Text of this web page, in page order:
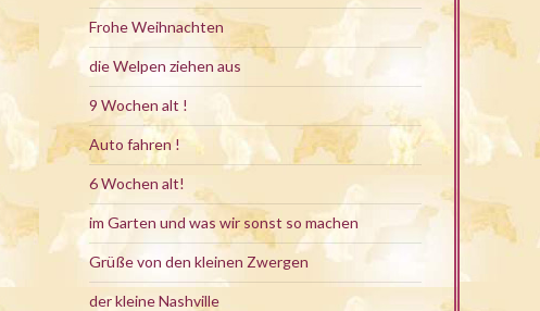
Frohe Weihnachten
die Welpen ziehen aus
9 Wochen alt !
Auto fahren !
6 Wochen alt!
im Garten und was wir sonst so machen
Grüße von den kleinen Zwergen
der kleine Nashville